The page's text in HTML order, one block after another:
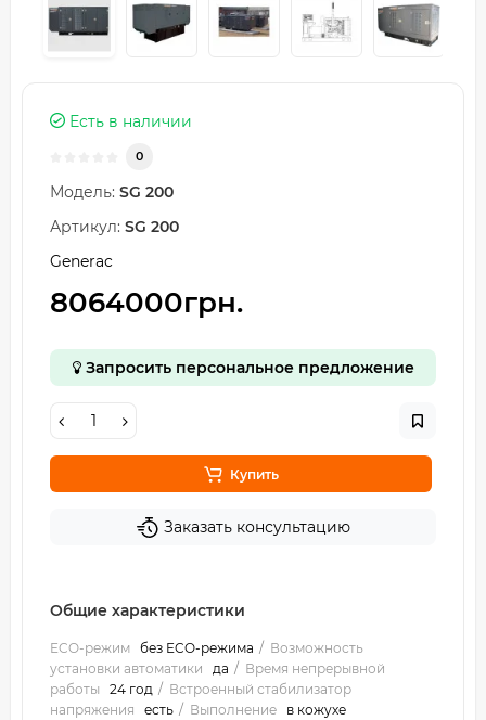
Есть в наличии
0
Модель: SG 200
Артикул: SG 200
Generac
8064000грн.
Запросить персональное предложение
Купить
Заказать консультацию
Общие характеристики
ECO-режим без ECO-режима
Возможность
установки автоматики
да
Время непрерывной
работы
24 год
Встроенный стабилизатор
напряжения
есть Выполнение
в кожухе